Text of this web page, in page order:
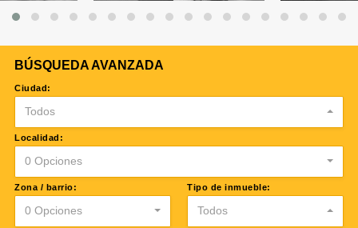
BÚSQUEDA AVANZADA
Ciudad:
Todos
Localidad:
0 Opciones
Zona / barrio:
0 Opciones
Tipo de inmueble:
Todos